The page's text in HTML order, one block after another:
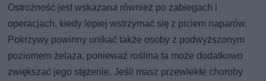
Ostrożność jest wskazana również po zabiegach i
operacjach, kiedy lepiej wstrzymać się z piciem naparów.
Pokrzywy powinny unikać także osoby z podwyższonym
poziomem żelaza, ponieważ roślina ta może dodatkowo
zwiększać jego stężenie. Jeśli masz przewlekłe choroby